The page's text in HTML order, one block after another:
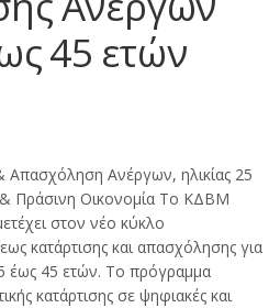
45 ετών
Απασχόληση Ανέργων, ηλικίας 25
Πράσινη Οικονομία Το ΚΔΒΜ
στον νέο κύκλο
κατάρτισης και απασχόλησης για
έως 45 ετών. Το πρόγραμμα
κατάρτισης σε ψηφιακές και